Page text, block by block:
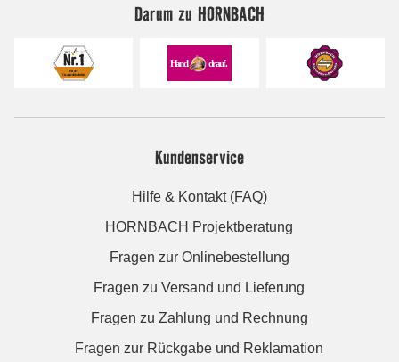
Darum zu HORNBACH
Kundenservice
Hilfe & Kontakt (FAQ)
HORNBACH Projektberatung
Fragen zur Onlinebestellung
Fragen zu Versand und Lieferung
Fragen zu Zahlung und Rechnung
Fragen zur Rückgabe und Reklamation